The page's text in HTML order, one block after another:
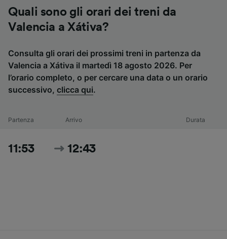
Quali sono gli orari dei treni da
Valencia a Xátiva?
Consulta gli orari dei prossimi treni in partenza da
Valencia a Xátiva il martedì 18 agosto 2026. Per
l’orario completo, o per cercare una data o un orario
successivo, clicca qui.
Partenza Arrivo Durata
11:53 12:43